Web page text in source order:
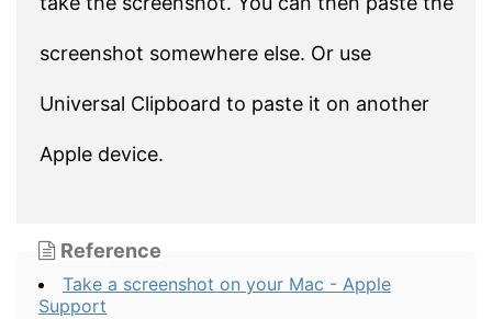
screenshot somewhere else. Or use
Universal Clipboard to paste it on another
Apple device.
Reference
Take a screenshot on your Mac - Apple
Support